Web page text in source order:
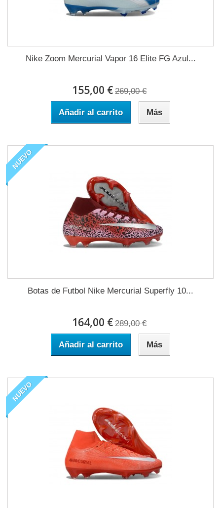
Nike Zoom Mercurial Vapor 16 Elite FG Azul...
155,00 € 269,00 €
Añadir al carrito Más
NUEVO
Botas de Futbol Nike Mercurial Superfly 10...
164,00 € 289,00 €
Añadir al carrito Más
NUEVO